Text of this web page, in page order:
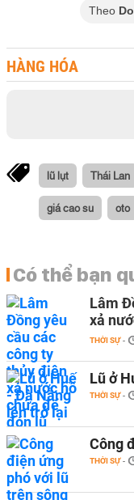
Theo
HÀNG HÓA
lũ lụt Thái Lan
giá cao su oto
Có thể bạn
Lâm
xả
THỜI SỰ -
Lũ ở
THỜI SỰ -
Công
THỜI SỰ -